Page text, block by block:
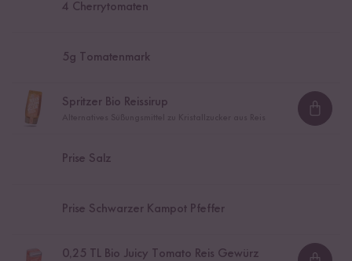
4 Cherrytomaten
5g Tomatenmark
Spritzer Bio Reissirup
Prise Salz
Prise Schwarzer Kampot Pfeffer
0,25 TL Bio Juicy Tomato Reis Gewürz